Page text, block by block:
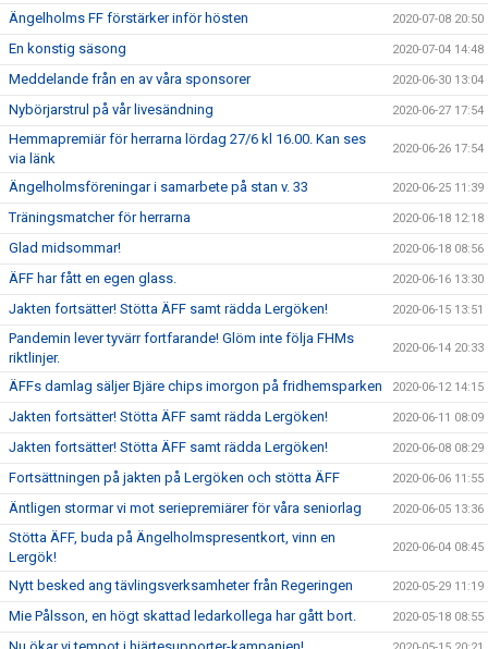
Ängelholms FF förstärker inför hösten 2020-07-08 20:50
En konstig säsong 2020-07-04 14:48
Meddelande från en av våra sponsorer 2020-06-30 13:04
Nybörjarstrul på vår livesändning 2020-06-27 17:54
Hemmapremiär för herrarna lördag 27/6 kl 16.00. Kan ses
via länk
2020-06-26 17:54
Ängelholmsföreningar i samarbete på stan v. 33 2020-06-25 11:39
Träningsmatcher för herrarna 2020-06-18 12:18
Glad midsommar! 2020-06-18 08:56
ÄFF har fått en egen glass. 2020-06-16 13:30
Jakten fortsätter! Stötta ÄFF samt rädda Lergöken! 2020-06-15 13:51
Pandemin lever tyvärr fortfarande! Glöm inte följa FHMs
riktlinjer.
2020-06-14 20:33
ÄFFs damlag säljer Bjäre chips imorgon på fridhemsparken 2020-06-12 14:15
Jakten fortsätter! Stötta ÄFF samt rädda Lergöken! 2020-06-11 08:09
Jakten fortsätter! Stötta ÄFF samt rädda Lergöken! 2020-06-08 08:29
Fortsättningen på jakten på Lergöken och stötta ÄFF 2020-06-06 11:55
Äntligen stormar vi mot seriepremiärer för våra seniorlag 2020-06-05 13:36
Stötta ÄFF, buda på Ängelholmspresentkort, vinn en
Lergök!
2020-06-04 08:45
Nytt besked ang tävlingsverksamheter från Regeringen 2020-05-29 11:19
Mie Pålsson, en högt skattad ledarkollega har gått bort. 2020-05-18 08:55